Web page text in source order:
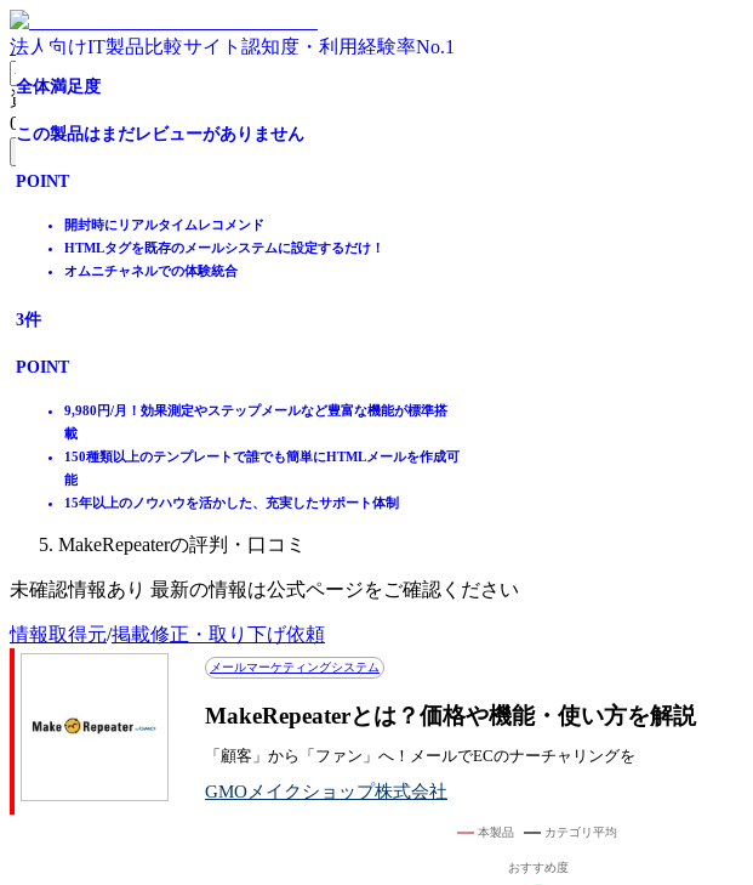
法人向けIT製品比較サイト 認知度・利用経験率No.1
資料請求リスト
0件
製品を探す
ランキングから探す
記事を読む
動画で学ぶ
IT製品比較TOP
マーケティング
メールマーケティングシステム
MakeRepeaterの評判・口コミ
未確認情報あり 最新の情報は公式ページをご確認ください
情報取得元/掲載修正・取り下げ依頼
メールマーケティングシステム
MakeRepeaterとは？価格や機能・使い方を解説
「顧客」から「ファン」へ！メールでECのナーチャリングを
GMOメイクショップ株式会社
10,000社超の導入実績/メール配信
全体満足度
☆☆☆☆☆
144件
POINT
kintoneやSalesforceと開発いらず/低コストで連携可能！
シンプルな機能・操作で誰でもカンタンにメール配信ができる
楽楽メールマーケティング独自の機能で分析・改善業務を自動化
【無料トライアル有】中小企業～大手まで！
全体満足度
☆☆☆☆☆
40件
POINT
誰でも簡単３ステップでメルマガ配信
月額5,000円～でメールマーケティングに必要機能が全て標準搭載
国内データセンター採用でセキュリティも万全
マルチチャネルでパーソナルなコミュニケーションを実現
全体満足度
☆☆☆☆☆
36件
POINT
マーケティング費用対効果 +28%
あらゆる接点でパーソナライズされたコミュニケーションを実現
ドラッグ&ドロップで直感的に反応の得れる顧客セグメントを抽
出
商談獲得に特化
全体満足度
☆☆☆☆☆
12件
POINT
kintoneやSalesforceと開発いらず/低コストで連携可能！
商談獲得に特化した実用的な機能を搭載
導入活用支援とノウハウ提供で誰でも使える！
HTMLテンプレートは150種類以上！ コスパ抜群！
全体満足度
☆☆☆☆☆
3件
POINT
9,980円/月！効果測定やステップメールなど豊富な機能が標準搭
載
150種類以上のテンプレートで誰でも簡単にHTMLメールを作成可
能
15年以上のノウハウを活かした、充実したサポート体制
全体満足度
この製品はまだレビューがありません
POINT
開封時にリアルタイムレコメンド
HTMLタグを既存のメールシステムに設定するだけ！
オムニチャネルでの体験統合